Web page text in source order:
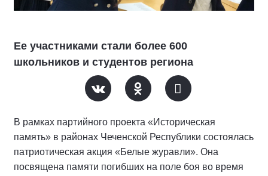
Ее участниками стали более 600
школьников и студентов региона
В рамках партийного проекта «Историческая
память» в районах Чеченской Республики состоялась
патриотическая акция «Белые журавли». Она
посвящена памяти погибших на поле боя во время